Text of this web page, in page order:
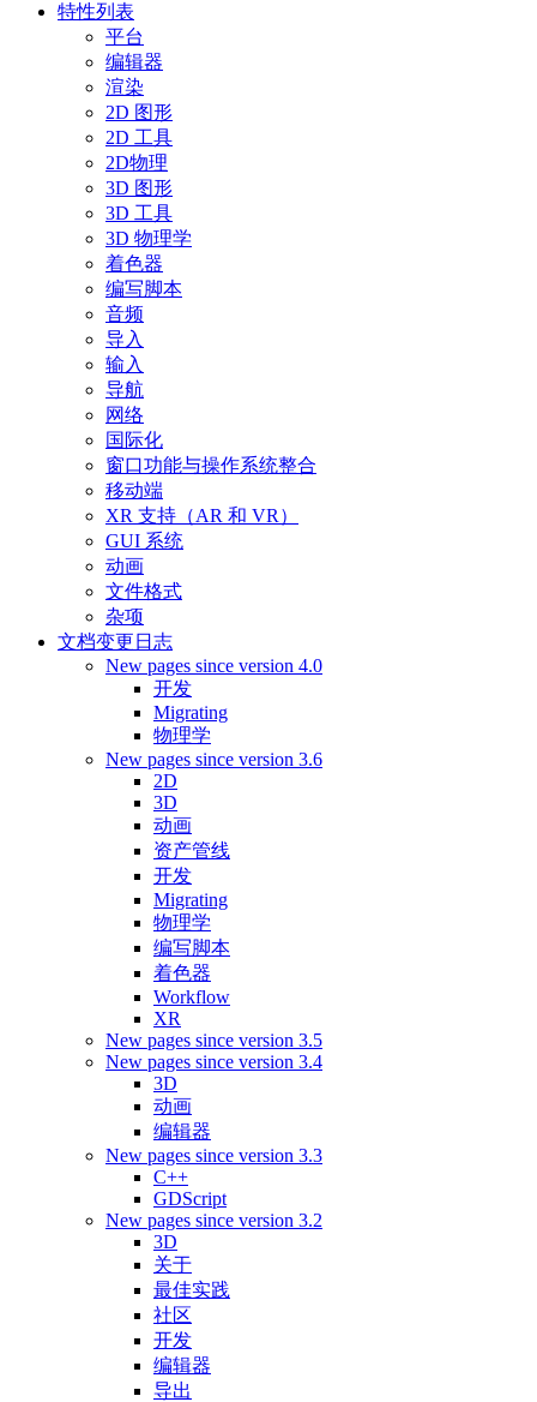
特性列表
平台
编辑器
渲染
2D 图形
2D 工具
2D物理
3D 图形
3D 工具
3D 物理学
着色器
编写脚本
音频
导入
输入
导航
网络
国际化
窗口功能与操作系统整合
移动端
XR 支持（AR 和 VR）
GUI 系统
动画
文件格式
杂项
文档变更日志
New pages since version 4.0
开发
Migrating
物理学
New pages since version 3.6
2D
3D
动画
资产管线
开发
Migrating
物理学
编写脚本
着色器
Workflow
XR
New pages since version 3.5
New pages since version 3.4
3D
动画
编辑器
New pages since version 3.3
C++
GDScript
New pages since version 3.2
3D
关于
最佳实践
社区
开发
编辑器
导出